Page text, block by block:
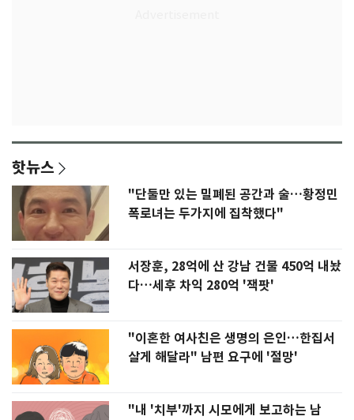
핫뉴스
"단둘만 있는 밀폐된 공간과 술…황정민
폭로녀는 두가지에 집착했다"
서장훈, 28억에 산 강남 건물 450억 내놨
다…세후 차익 280억 '잭팟'
"이혼한 여사친은 생명의 은인…한집서
살게 해달라" 남편 요구에 '절망'
"내 '치부'까지 시모에게 보고하는 남